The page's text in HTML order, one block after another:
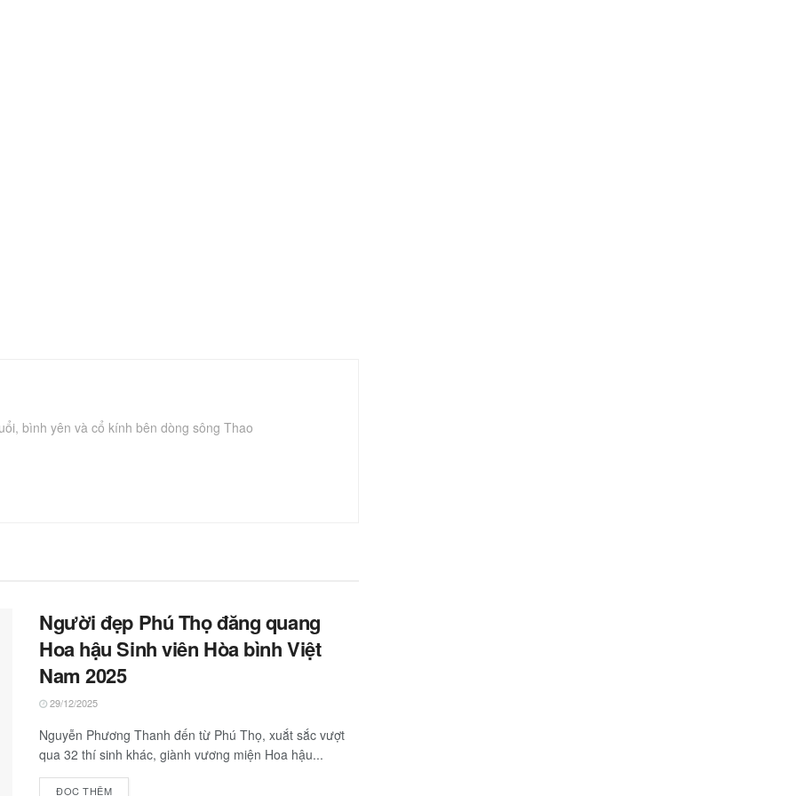
bình yên và cổ kính bên dòng sông Thao
Người đẹp Phú Thọ đăng quang
Hoa hậu Sinh viên Hòa bình Việt
Nam 2025
29/12/2025
Nguyễn Phương Thanh đến từ Phú Thọ, xuắt sắc vượt
qua 32 thí sinh khác, giành vương miện Hoa hậu...
ĐỌC THÊM